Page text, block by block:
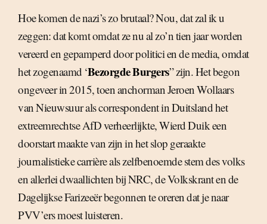
Hoe komen de nazi’s zo brutaal? Nou, dat zal ik u
zeggen: dat komt omdat ze nu al zo’n tien jaar worden
vereerd en gepamperd door politici en de media, omdat
het zogenaamd ‘Bezorgde Burgers” zijn. Het begon
ongeveer in 2015, toen anchorman Jeroen Wollaars
van Nieuwsuur als correspondent in Duitsland het
extreemrechtse AfD verheerlijkte, Wierd Duik een
doorstart maakte van zijn in het slop geraakte
journalistieke carrière als zelfbenoemde stem des volks
en allerlei dwaallichten bij NRC, de Volkskrant en de
Dagelijkse Farizeeër begonnen te oreren dat je naar
PVV’ers moest luisteren.